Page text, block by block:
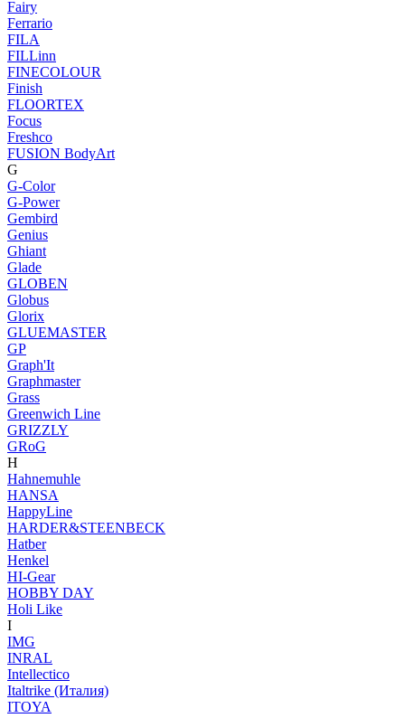
Fairy
Ferrario
FILA
FILLinn
FINECOLOUR
Finish
FLOORTEX
Focus
Freshco
FUSION BodyArt
G
G-Color
G-Power
Gembird
Genius
Ghiant
Glade
GLOBEN
Globus
Glorix
GLUEMASTER
GP
Graph'It
Graphmaster
Grass
Greenwich Line
GRIZZLY
GRoG
H
Hahnemuhle
HANSA
HappyLine
HARDER&STEENBECK
Hatber
Henkel
HI-Gear
HOBBY DAY
Holi Like
I
IMG
INRAL
Intellectico
Italtrike (Италия)
ITOYA